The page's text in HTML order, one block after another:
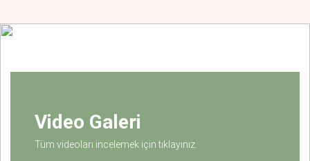
Video Galeri
Tüm videoları incelemek için tıklayınız.